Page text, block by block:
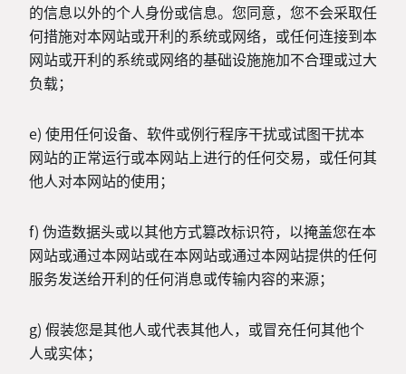
的信息以外的个人身份或信息。您同意，您不会采取任
何措施对本网站或开利的系统或网络，或任何连接到本
网站或开利的系统或网络的基础设施施加不合理或过大
负载；
e) 使用任何设备、软件或例行程序干扰或试图干扰本
网站的正常运行或本网站上进行的任何交易，或任何其
他人对本网站的使用；
f) 伪造数据头或以其他方式篡改标识符，以掩盖您在本
网站或通过本网站或在本网站或通过本网站提供的任何
服务发送给开利的任何消息或传输内容的来源；
g) 假装您是其他人或代表其他人，或冒充任何其他个
人或实体；